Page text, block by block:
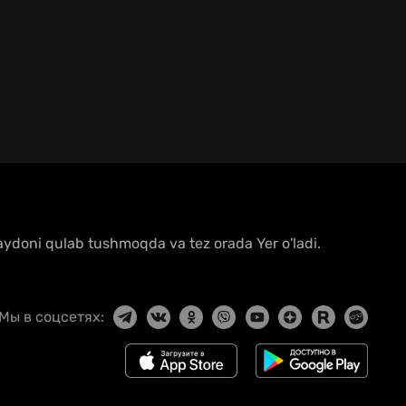
qulab tushmoqda va tez orada Yer o'ladi.
в соцсетях: